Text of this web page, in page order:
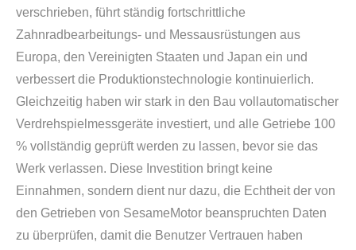
verschrieben, führt ständig fortschrittliche
Zahnradbearbeitungs- und Messausrüstungen aus
Europa, den Vereinigten Staaten und Japan ein und
verbessert die Produktionstechnologie kontinuierlich.
Gleichzeitig haben wir stark in den Bau vollautomatischer
Verdrehspielmessgeräte investiert, und alle Getriebe 100
% vollständig geprüft werden zu lassen, bevor sie das
Werk verlassen. Diese Investition bringt keine
Einnahmen, sondern dient nur dazu, die Echtheit der von
den Getrieben von SesameMotor beanspruchten Daten
zu überprüfen, damit die Benutzer Vertrauen haben